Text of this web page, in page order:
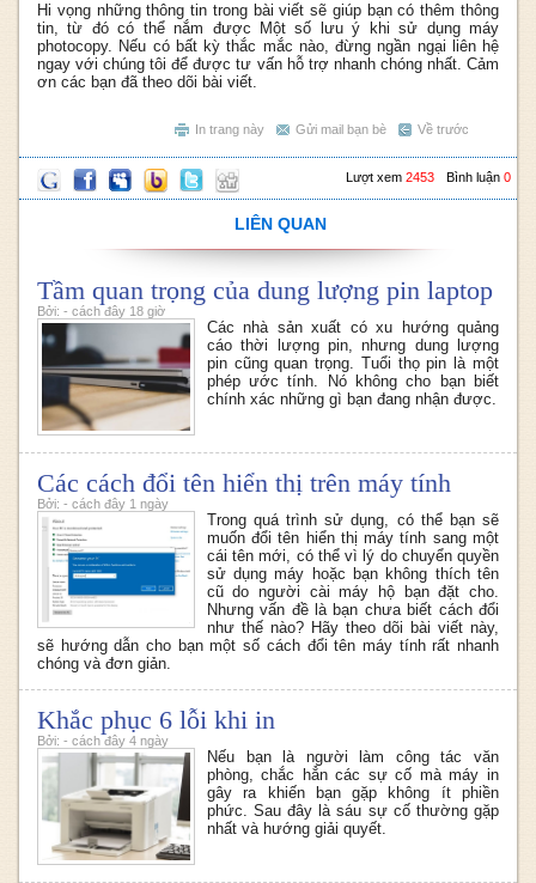
Hi vọng những thông tin trong bài viết sẽ giúp bạn có thêm thông
tin, từ đó có thể nắm được Một số lưu ý khi sử dụng máy
photocopy. Nếu có bất kỳ thắc mắc nào, đừng ngần ngại liên hệ
ngay với chúng tôi để được tư vấn hỗ trợ nhanh chóng nhất. Cảm
ơn các bạn đã theo dõi bài viết.
Về trước
Gửi mail bạn bè
In trang này
Bình luận 0
Lượt xem 2453
LIÊN QUAN
Tầm quan trọng của dung lượng pin laptop
Bởi: - cách đây 18 giờ
Các nhà sản xuất có xu hướng quảng
cáo thời lượng pin, nhưng dung lượng
pin cũng quan trọng. Tuổi thọ pin là một
phép ước tính. Nó không cho bạn biết
chính xác những gì bạn đang nhận được.
Các cách đổi tên hiển thị trên máy tính
Bởi: - cách đây 1 ngày
Trong quá trình sử dụng, có thể bạn sẽ
muốn đổi tên hiển thị máy tính sang một
cái tên mới, có thể vì lý do chuyển quyền
sử dụng máy hoặc bạn không thích tên
cũ do người cài máy hộ bạn đặt cho.
Nhưng vấn đề là bạn chưa biết cách đổi
như thế nào? Hãy theo dõi bài viết này,
sẽ hướng dẫn cho bạn một số cách đổi tên máy tính rất nhanh
chóng và đơn giản.
Khắc phục 6 lỗi khi in
Bởi: - cách đây 4 ngày
Nếu bạn là người làm công tác văn
phòng, chắc hẳn các sự cố mà máy in
gây ra khiến bạn gặp không ít phiền
phức. Sau đây là sáu sự cố thường gặp
nhất và hướng giải quyết.